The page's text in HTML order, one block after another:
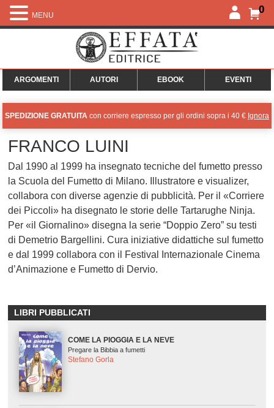
0
ARGOMENTI AUTORI EBOOK EVENTI
SPEDIZIONE GRATUITA con corriere espresso per gli ordini sopra i 40 € Ignora
FRANCO LUINI
Dal 1990 al 1999 ha insegnato tecniche del fumetto presso
la Scuola del Fumetto di Milano. Illustratore e visualizer,
collabora con diverse agenzie di pubblicità. Per il «Corriere
dei Piccoli» ha disegnato le storie delle Tartarughe Ninja.
Per «il Giornalino» disegna la serie “Doppio Zero” su testi
di Demetrio Bargellini. Cura iniziative didattiche sul fumetto
e dal 1999 collabora con il Festival Internazionale Cinema
d’Animazione e Fumetto di Dervio.
LIBRI PUBBLICATI
COME LA PIOGGIA E LA NEVE
Pregare la Bibbia a fumetti
Stefano Gorla
MENU